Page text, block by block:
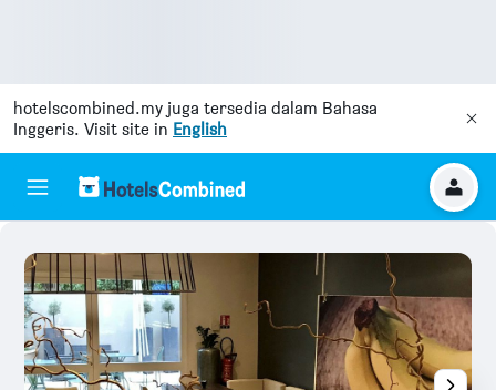
hotelscombined.my juga tersedia dalam Bahasa
Inggeris. Visit site in English